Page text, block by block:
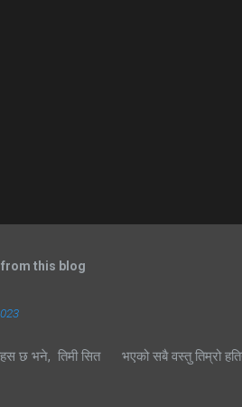
this blog
छ भने, तिमी सित भएको सबै वस्तु तिम्रो